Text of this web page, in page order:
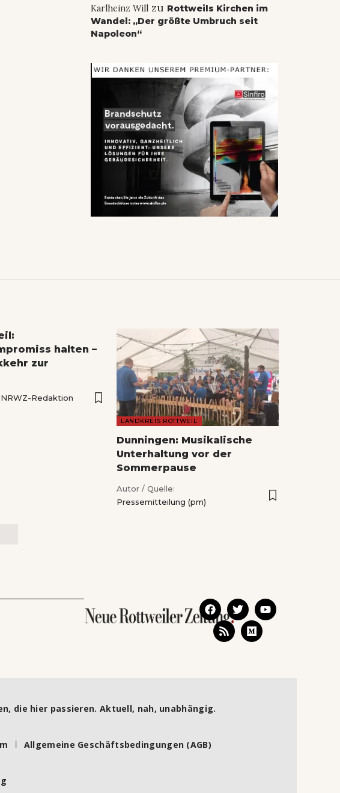
Karlheinz Willzu Rottweils Kirchen im
Wandel: „Der größte Umbruch seit
Napoleon“
halten –
zur
NRWZ-Redaktion
LANDKREIS ROTTWEIL
Dunningen: Musikalische
Unterhaltung vor der
Sommerpause
Autor / Quelle:
Pressemitteilung (pm)
die hier passieren. Aktuell, nah, unabhängig.
Allgemeine Geschäftsbedingungen (AGB)